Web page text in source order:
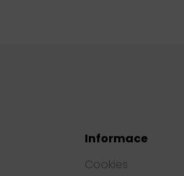
Informace
Cookies